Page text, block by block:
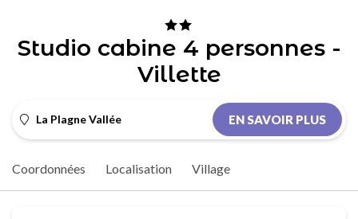
Studio cabine 4 personnes -
Villette
La Plagne Vallée EN SAVOIR PLUS
Coordonnées Localisation Village